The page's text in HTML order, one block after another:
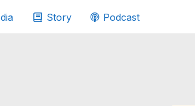
Story Podcast